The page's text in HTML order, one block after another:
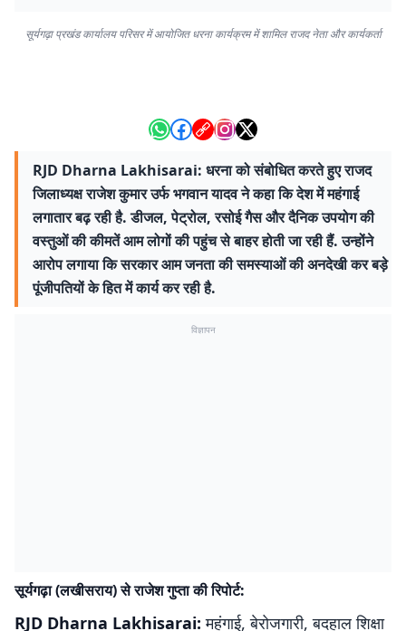
सूर्यगढ़ा प्रखंड कार्यालय परिसर में आयोजित धरना कार्यक्रम में शामिल राजद नेता और कार्यकर्ता
RJD Dharna Lakhisarai: धरना को संबोधित करते हुए राजद
जिलाध्यक्ष राजेश कुमार उर्फ भगवान यादव ने कहा कि देश में महंगाई
लगातार बढ़ रही है. डीजल, पेट्रोल, रसोई गैस और दैनिक उपयोग की
वस्तुओं की कीमतें आम लोगों की पहुंच से बाहर होती जा रही हैं. उन्होंने
आरोप लगाया कि सरकार आम जनता की समस्याओं की अनदेखी कर बड़े
पूंजीपतियों के हित में कार्य कर रही है.
विज्ञापन
सूर्यगढ़ा (लखीसराय) से राजेश गुप्ता की रिपोर्ट:
RJD Dharna Lakhisarai: महंगाई, बेरोजगारी, बदहाल शिक्षा